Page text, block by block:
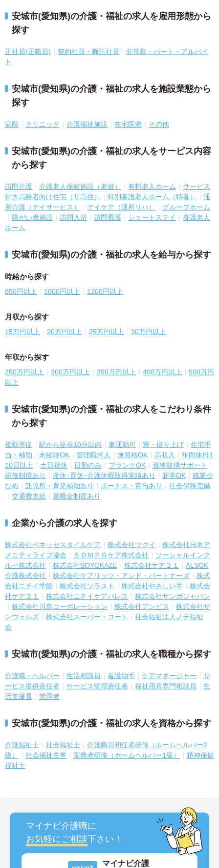
安城市(愛知県)の介護・福祉の求人を雇用形態から
探す
正社員(正職員) 契約社員・嘱託社員
非常勤・パート・アルバイ
ト
安城市(愛知県)の介護・福祉の求人を施設業態から
探す
病院 クリニック 介護福祉施設 在宅医療 その他
安城市(愛知県)の介護・福祉の求人をサービス内容
から探す
訪問介護 介護老人保健施設（老健） 有料老人ホーム
サービス
付き高齢者向け住宅（サ高住）
特別養護老人ホーム（特養）
通
所介護（デイサービス）
デイケア（通所リハ）
グループホーム
障がい者施設
訪問入浴 訪問看護 ショートステイ
養護老人
ホーム
安城市(愛知県)の介護・福祉の求人を給与から探す
時給から探す
850円以上 1000円以上 1200円以上
月収から探す
15万円以上 20万円以上 25万円以上 30万円以上
年収から探す
250万円以上 300万円以上 350万円以上 400万円以上
500万円
以上
安城市(愛知県)の介護・福祉の求人をこだわり条件
から探す
夜勤専従 駅から徒歩10分以内 車通勤可 寮・借り上げ
住宅手
当・補助
未経験OK 管理職求人 無資格OK 高収入
年間休日1
10日以上
土日祝休 日勤のみ ブランクOK
資格取得サポート
研修制度あり
産休･育休･介護休暇取得実績あり 新卒OK
残業少
なめ
託児所・育児補助あり ボーナス・賞与あり
社会保険完備
交通費支給
退職金制度あり
企業から介護の求人を探す
株式会社ベネッセスタイルケア 株式会社ツクイ
株式会社日本ア
メニティライフ協会
ＳＯＭＰＯケア株式会社
ソーシャルインク
ルー株式会社
株式会社SOYOKAZE 株式会社ケア２１
ALSOK
介護株式会社
株式会社ケアリッツ・アンド・パートナーズ
株式
会社ニチイ学館
株式会社ソラスト 株式会社やさしい手
株式会
社ケア２１
株式会社ニチイケアパレス
株式会社サンガジャパン
株式会社川島コーポレーション
株式会社アンビス
株式会社サ
ンウェルズ
株式会社スーパー・コート
社会福祉法人ノテ福祉
会
安城市(愛知県)の介護・福祉の求人を職種から探す
介護職・ヘルパー 生活相談員 看護助手 ケアマネージャー
サ
ービス提供責任者
サービス管理責任者 福祉用具専門相談員
生
活支援員
管理者
安城市(愛知県)の介護・福祉の求人を資格から探す
介護福祉士 社会福祉士
介護職員初任者研修（ホームヘルパー2
級）
社会福祉主事 実務者研修（ホームヘルパー1級）
精神保健
福祉士
マイナビ介護職に
お気軽にご相談下さい！
マイナビ介護